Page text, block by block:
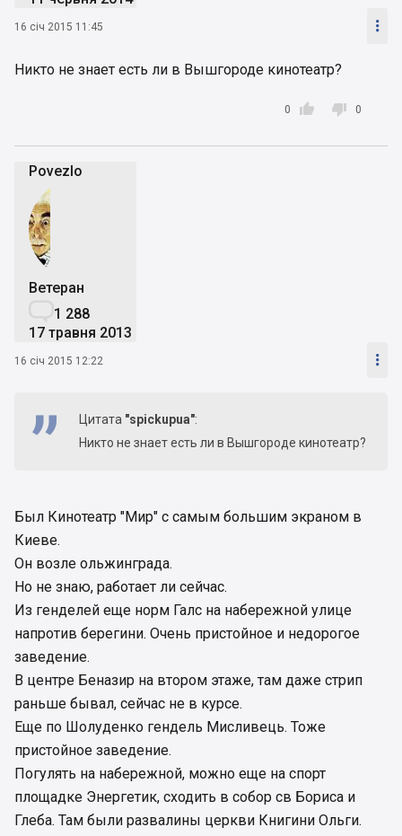
16 січ 2015 11:45 
Никто не знает есть ли в Вышгороде кинотеатр?

0  0
Povezlo
Ветеран
1 288
17 травня 2013
16 січ 2015 12:22 
Цитата "spickupua":
Никто не знает есть ли в Вышгороде кинотеатр?
Был Кинотеатр "Мир" с самым большим экраном в
Киеве.
Он возле ольжинграда.
Но не знаю, работает ли сейчас.
Из генделей еще норм Галс на набережной улице
напротив берегини. Очень пристойное и недорогое
заведение.
В центре Беназир на втором этаже, там даже стрип
раньше бывал, сейчас не в курсе.
Еще по Шолуденко гендель Мисливець. Тоже
пристойное заведение.
Погулять на набережной, можно еще на спорт
площадке Энергетик, сходить в собор св Бориса и
Глеба. Там были развалины церкви Книгини Ольги.